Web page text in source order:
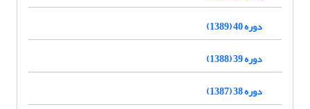
دوره 40 (1389)
دوره 39 (1388)
دوره 38 (1387)